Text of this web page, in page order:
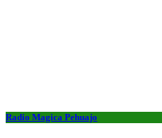
Radio Magica Pehuajo